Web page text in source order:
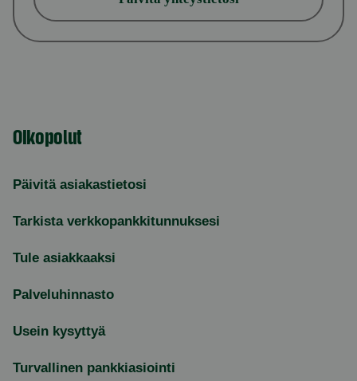
Oikopolut
Päivitä asiakastietosi
Tarkista verkkopankkitunnuksesi
Tule asiakkaaksi
Palveluhinnasto
Usein kysyttyä
Turvallinen pankkiasiointi